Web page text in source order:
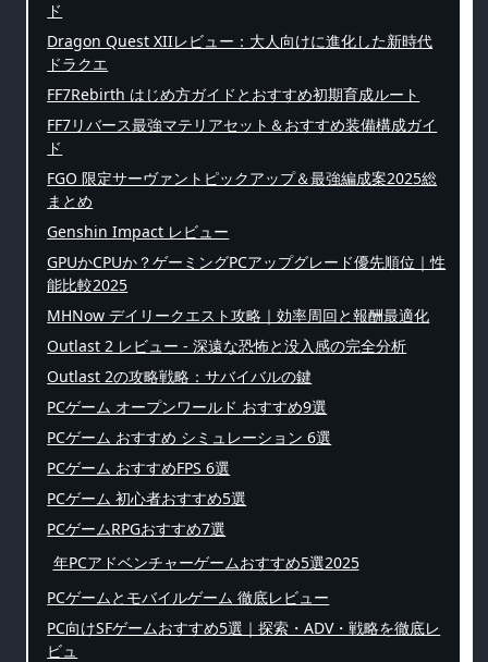
ド
Dragon Quest XIIレビュー：大人向けに進化した新時代
ドラクエ
FF7Rebirth はじめ方ガイドとおすすめ初期育成ルート
FF7リバース最強マテリアセット＆おすすめ装備構成ガイ
ド
FGO 限定サーヴァントピックアップ＆最強編成案2025総
まとめ
Genshin Impact レビュー
GPUかCPUか？ゲーミングPCアップグレード優先順位｜性
能比較2025
MHNow デイリークエスト攻略｜効率周回と報酬最適化
Outlast 2 レビュー - 深遠な恐怖と没入感の完全分析
Outlast 2の攻略戦略：サバイバルの鍵
PCゲーム オープンワールド おすすめ9選
PCゲーム おすすめ シミュレーション 6選
PCゲーム おすすめFPS 6選
PCゲーム 初心者おすすめ5選
PCゲームRPGおすすめ7選
年PCアドベンチャーゲームおすすめ5選2025
PCゲームとモバイルゲーム 徹底レビュー
PC向けSFゲームおすすめ5選｜探索・ADV・戦略を徹底レ
ビュ